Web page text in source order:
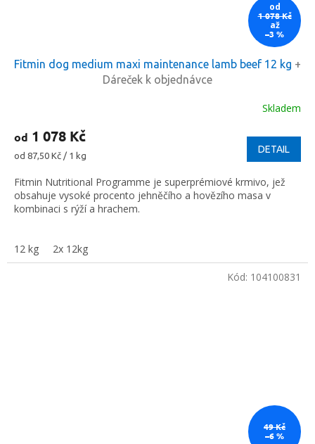
od
1 078 Kč
až
–3 %
Fitmin dog medium maxi maintenance lamb beef 12 kg +
Dáreček k objednávce
Skladem
od 1 078 Kč
Měrná
od 87,50 Kč / 1 kg
DETAIL
Fitmin Nutritional Programme je superprémiové krmivo, jež
obsahuje vysoké procento jehněčího a hovězího masa v
kombinaci s rýží a hrachem.
12 kg 2x 12kg
49 Kč
–6 %
Kód: 104100831